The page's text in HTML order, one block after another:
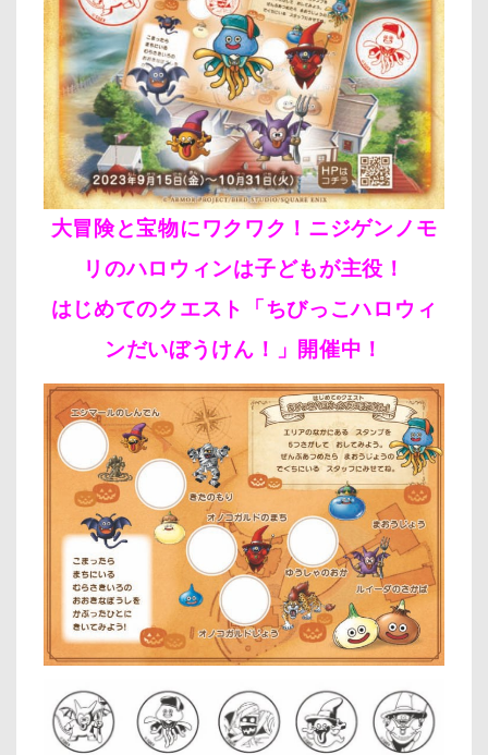
大冒険と宝物にワクワク！ニジゲンノモ
リのハロウィンは子どもが主役！
はじめてのクエスト「ちびっこハロウィ
ンだいぼうけん！」開催中！